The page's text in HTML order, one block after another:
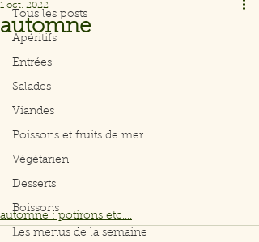
Tous les posts
Apéritifs
Entrées
Salades
Viandes
Poissons et fruits de mer
Végétarien
Desserts
Boissons
Les menus de la semaine
automne
1 oct. 2022
automne : potirons etc....